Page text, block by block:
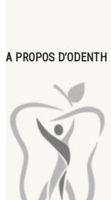
A PROPOS D’ODENTH